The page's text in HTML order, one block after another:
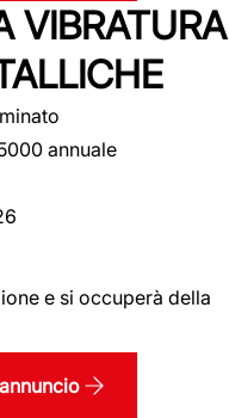
VIBRATURA
annuale
e si occuperà della